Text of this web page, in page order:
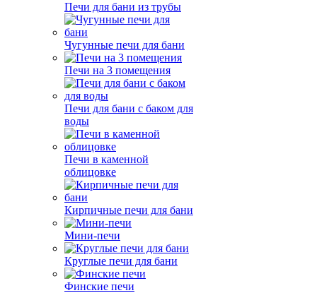
Печи для бани из трубы
Чугунные печи для бани
Печи на 3 помещения
Печи для бани с баком для
воды
Печи в каменной
облицовке
Кирпичные печи для бани
Мини-печи
Круглые печи для бани
Финские печи